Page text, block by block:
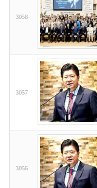
3058
3057
3056